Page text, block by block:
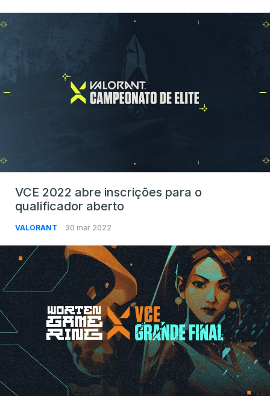
VCE 2022 abre inscrições para o
qualificador aberto
VALORANT 30 mar 2022